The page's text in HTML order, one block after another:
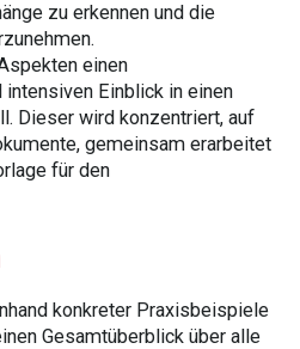
zu erkennen und die
einen
Einblick in einen
Dieser wird konzentriert, auf
gemeinsam erarbeitet
für den
konkreter Praxisbeispiele
Gesamtüberblick über alle